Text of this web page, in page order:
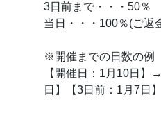
3日前まで・・・50％
当日・・・100％(ご返
※開催までの日数の例
【開催日：1月10日】
日】【3日前：1月7日】